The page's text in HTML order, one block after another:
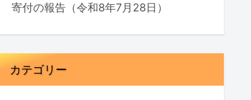
寄付の報告（令和8年7月28日）
カテゴリー